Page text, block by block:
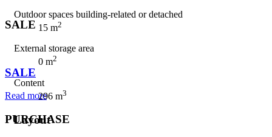
Outdoor spaces building-related or detached
15 m2
External storage area
0 m2
Content
296 m3
Layout
SALE
SALE
Read more
PURCHASE